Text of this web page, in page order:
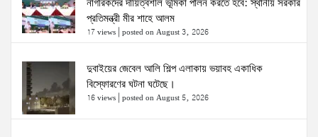
নাগরিকদের দায়িত্বশীল ভূমিকা পালন করতে হবে: স্থানীয় সরকার
প্রতিমন্ত্রী মীর শাহে আলম
17 views posted on August 3, 2026
দুবাইয়ের জেবেল আলি শিল্প এলাকায় ভয়াবহ একাধিক
বিস্ফোরণের ঘটনা ঘটেছে।
16 views posted on August 5, 2026